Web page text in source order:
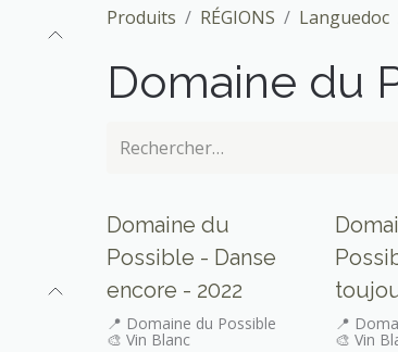
Produits RÉGIONS Languedoc
Domaine du
Domaine du
Possible - Danse
encore - 2022
📍 Domaine du Possible
🎨 Vin Blanc
📍
🎨 Vin